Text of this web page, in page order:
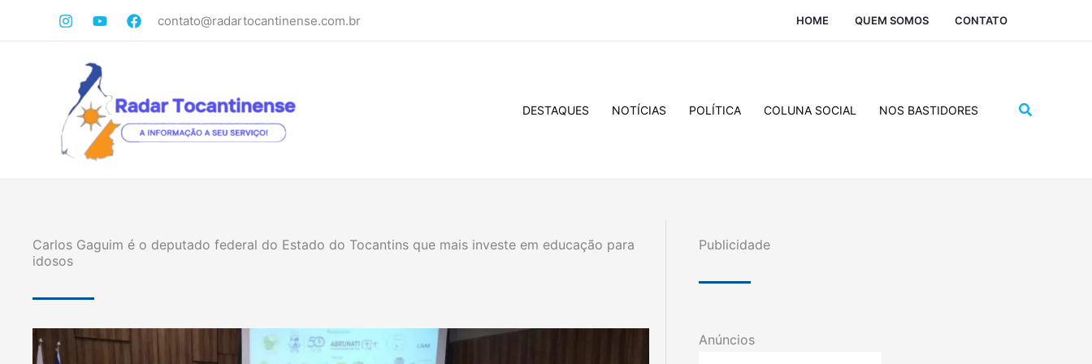
contato@radartocantinense.com.br HOME QUEM SOMOS CONTATO
DESTAQUES NOTÍCIAS POLÍTICA COLUNA SOCIAL NOS BASTIDORES Pesquisar
Carlos Gaguim é o deputado federal do Estado do Tocantins que mais investe em educação para
idosos
Publicidade
Anúncios